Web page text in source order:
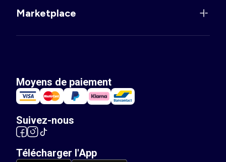
Marketplace
Moyens de paiement
Suivez-nous
Télécharger l'App